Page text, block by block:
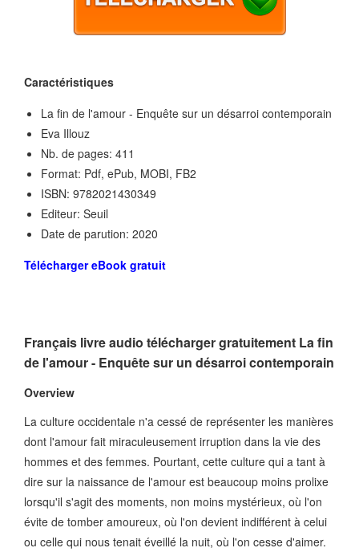
Caractéristiques
La fin de l'amour - Enquête sur un désarroi contemporain
Eva Illouz
Nb. de pages: 411
Format: Pdf, ePub, MOBI, FB2
ISBN: 9782021430349
Editeur: Seuil
Date de parution: 2020
Télécharger eBook gratuit
Français livre audio télécharger gratuitement La fin
de l'amour - Enquête sur un désarroi contemporain
Overview
La culture occidentale n'a cessé de représenter les manières
dont l'amour fait miraculeusement irruption dans la vie des
hommes et des femmes. Pourtant, cette culture qui a tant à
dire sur la naissance de l'amour est beaucoup moins prolixe
lorsqu'il s'agit des moments, non moins mystérieux, où l'on
évite de tomber amoureux, où l'on devient indifférent à celui
ou celle qui nous tenait éveillé la nuit, où l'on cesse d'aimer.